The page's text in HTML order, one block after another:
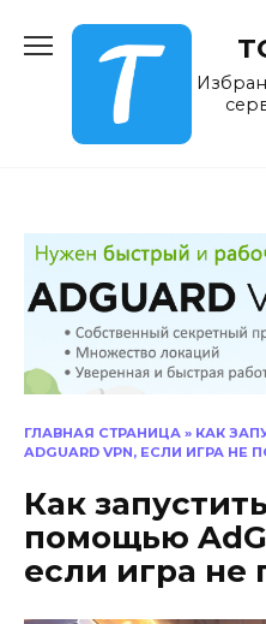
содержанию
ГЛАВНАЯ СТРАНИЦА » КАК
ADGUARD VPN, ЕСЛИ ИГРА
Как
помощью
если игра не